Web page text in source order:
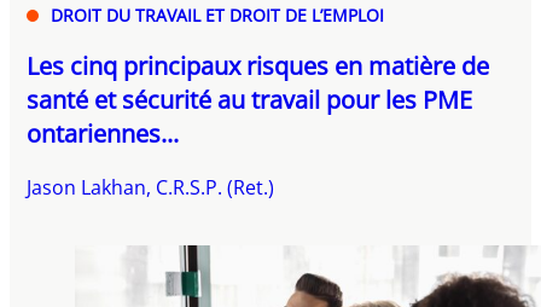
DROIT DU TRAVAIL ET DROIT DE L’EMPLOI
Les cinq principaux risques en matière de
santé et sécurité au travail pour les PME
ontariennes...
Jason Lakhan, C.R.S.P. (Ret.)